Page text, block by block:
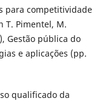
para competitividade
T. Pimentel, M.
Gestão pública do
e aplicações (pp.
qualificado da